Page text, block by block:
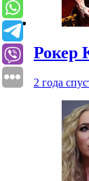
Рокер
2 года